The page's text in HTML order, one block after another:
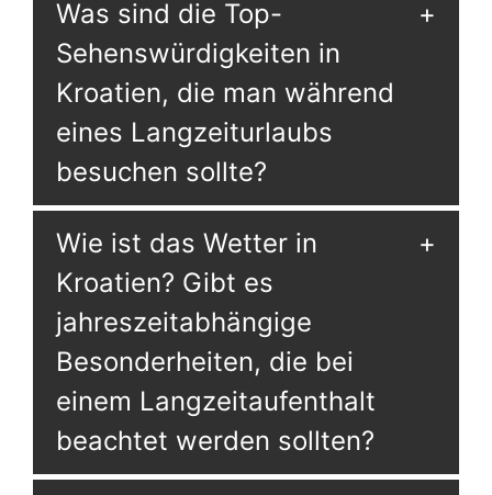
Was sind die Top-
Sehenswürdigkeiten in
Kroatien, die man während
eines Langzeiturlaubs
besuchen sollte?
Wie ist das Wetter in
Kroatien? Gibt es
jahreszeitabhängige
Besonderheiten, die bei
einem Langzeitaufenthalt
beachtet werden sollten?